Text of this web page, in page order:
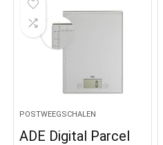
POSTWEEGSCHALEN
ADE Digital Parcel